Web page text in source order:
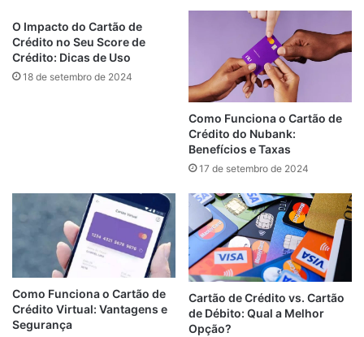
O Impacto do Cartão de
Crédito no Seu Score de
Crédito: Dicas de Uso
18 de setembro de 2024
Como Funciona o Cartão de
Crédito do Nubank:
Benefícios e Taxas
17 de setembro de 2024
Como Funciona o Cartão de
Crédito Virtual: Vantagens e
Segurança
Cartão de Crédito vs. Cartão
de Débito: Qual a Melhor
Opção?